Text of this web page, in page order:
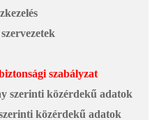
szabályzat
szerinti közérdekű adatok
közérdekű adatok